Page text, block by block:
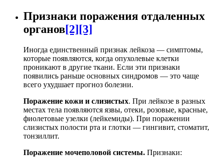
Признаки поражения отдаленных
органов[2][3]
Иногда единственный признак лейкоза — симптомы,
которые появляются, когда опухолевые клетки
проникают в другие ткани. Если эти признаки
появились раньше основных синдромов — это чаще
всего ухудшает прогноз болезни.
Поражение кожи и слизистых. При лейкозе в разных
местах тела появляются язвы, отеки, розовые, красные,
фиолетовые узелки (лейкемиды). При поражении
слизистых полости рта и глотки — гингивит, стоматит,
тонзиллит.
Поражение мочеполовой системы. Признаки: